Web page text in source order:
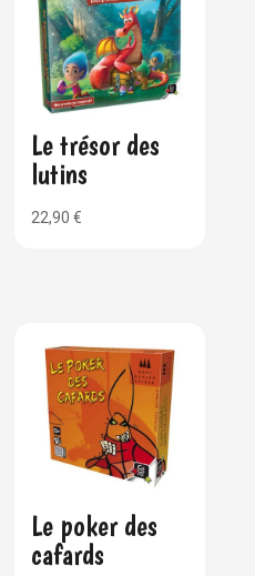
Le trésor des
lutins
22,90€
Le poker des
cafards